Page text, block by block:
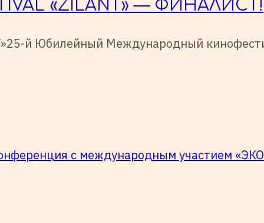
«ZILANT» — ФИНАЛИСТ!
й Юбилейный Международный